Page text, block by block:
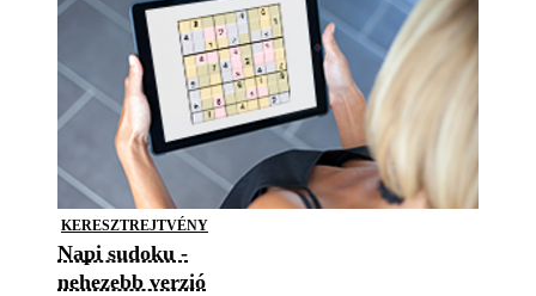
KERESZTREJTVÉNY
Napi sudoku -
nehezebb verzió